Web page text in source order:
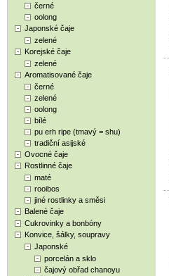
černé
oolong
Japonské čaje
zelené
Korejské čaje
zelené
Aromatisované čaje
černé
zelené
oolong
bílé
pu erh ripe (tmavý = shu)
tradiční asijské
Ovocné čaje
Rostlinné čaje
maté
rooibos
jiné rostlinky a směsi
Balené čaje
Cukrovinky a bonbóny
Konvice, šálky, soupravy
Japonské
porcelán a sklo
čajový obřad chanoyu